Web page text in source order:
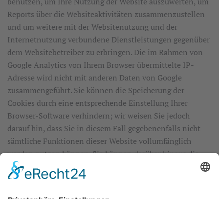
Reports über die Websiteaktivitäten zusammenzustellen
und um weitere mit der Websitenutzung und der
Internetnutzung verbundene Dienstleistungen gegenüber
dem Websitebetreiber zu erbringen. Die im Rahmen von
Google Analytics von Ihrem Browser übermittelte IP-
Adresse wird nicht mit anderen Daten von Google
zusammengeführt. Sie können die Speicherung der
Cookies durch eine entsprechende Einstellung Ihrer
Browser-Software verhindern; wir weisen Sie jedoch
darauf hin, dass Sie in diesem Fall gegebenenfalls nicht
sämtliche Funktionen dieser Website vollumfänglich
werden nutzen können. Sie können darüber hinaus die
Erfassung der durch das Cookie erzeugten und auf Ihre
Nutzung der Website bezogenen Daten (inkl. Ihrer IP-